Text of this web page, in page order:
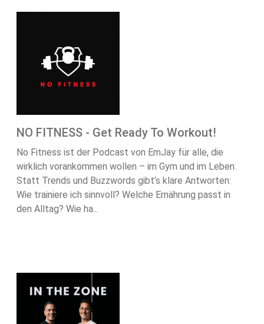
NO FITNESS - Get Ready To Workout!
No Fitness ist der Podcast von EmJay für alle, die
wirklich vorankommen wollen – im Gym und im Leben.
Statt Trends und Buzzwords gibt’s klare Antworten:
Wie trainiere ich sinnvoll? Welche Ernährung passt in
den Alltag? Wie ha...